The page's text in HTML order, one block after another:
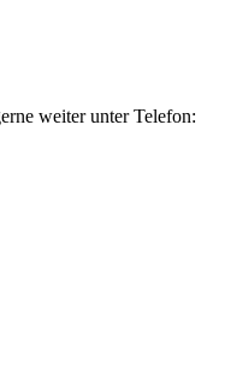
weiter unter Telefon: